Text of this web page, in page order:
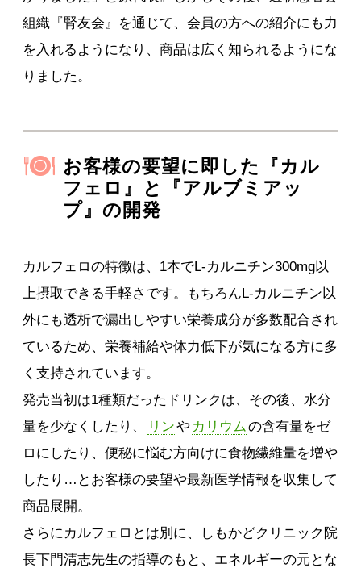
組織『腎友会』を通じて、会員の方への紹介にも力
を入れるようになり、商品は広く知られるようにな
りました。
お客様の要望に即した『カル
フェロ』と『アルブミアッ
プ』の開発
カルフェロの特徴は、1本でL-カルニチン300mg以
上摂取できる手軽さです。もちろんL-カルニチン以
外にも透析で漏出しやすい栄養成分が多数配合され
ているため、栄養補給や体力低下が気になる方に多
く支持されています。
発売当初は1種類だったドリンクは、その後、水分
量を少なくしたり、
リンや カリウム の含有量をゼ
ロにしたり、便秘に悩む方向けに食物繊維量を増や
したり…とお客様の要望や最新医学情報を収集して
商品展開。
さらにカルフェロとは別に、しもかどクリニック院
長下門清志先生の指導のもと、エネルギーの元とな